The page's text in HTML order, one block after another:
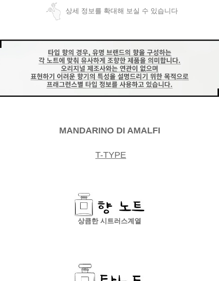
상세 정보를 확대해 보실 수 있습니다
MANDARINO DI AMALFI
T-TYPE
상큼한 시트러스계열